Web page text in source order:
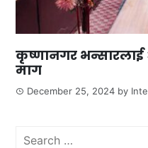
कृष्णानगर भन्सारलाई
माग
December 25, 2024 by
Search